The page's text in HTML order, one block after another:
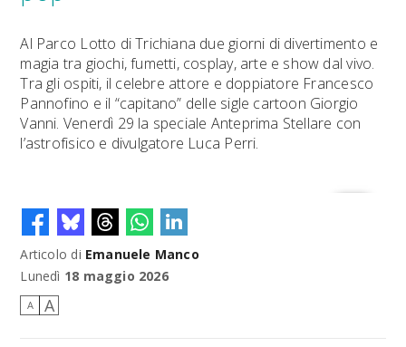
Al Parco Lotto di Trichiana due giorni di divertimento e
magia tra giochi, fumetti, cosplay, arte e show dal vivo.
Tra gli ospiti, il celebre attore e doppiatore Francesco
Pannofino e il “capitano” delle sigle cartoon Giorgio
Vanni. Venerdì 29 la speciale Anteprima Stellare con
l’astrofisico e divulgatore Luca Perri.
Articolo di Emanuele Manco
Lunedì 18 maggio 2026
A A